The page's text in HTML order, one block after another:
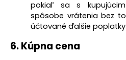
pokiaľ sa s
spôsobe vrátenia bez
účtované ďalšie poplatky.
6. Kúpna cena